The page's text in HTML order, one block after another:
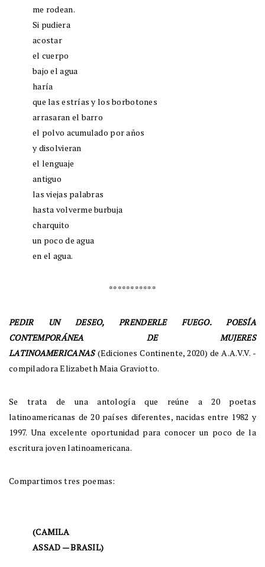
me rodean.
Si pudiera
acostar
el cuerpo
bajo el agua
haría
que las estrías y los borbotones
arrasaran el barro
el polvo acumulado por años
y disolvieran
el lenguaje
antiguo
las viejas palabras
hasta volverme burbuja
charquito
un poco de agua
en el agua.
***********
PEDIR UN DESEO, PRENDERLE FUEGO. POESÍA
CONTEMPORÁNEA DE MUJERES
LATINOAMERICANAS(Ediciones Continente, 2020) de A.A.V.V. -
compiladora Elizabeth Maia Graviotto.
Se trata de una antología que reúne a 20 poetas
latinoamericanas de 20 países diferentes, nacidas entre 1982 y
1997. Una excelente oportunidad para conocer un poco de la
escritura joven latinoamericana.
Compartimos tres poemas:
(CAMILA
ASSAD — BRASIL)